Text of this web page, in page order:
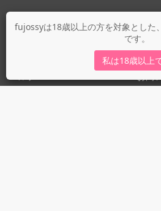
fujossyは18歳以上の方を対象とした
です。
私は18歳以上
fujossyについて